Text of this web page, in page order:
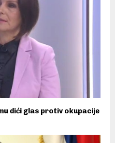
dići glas protiv okupacije